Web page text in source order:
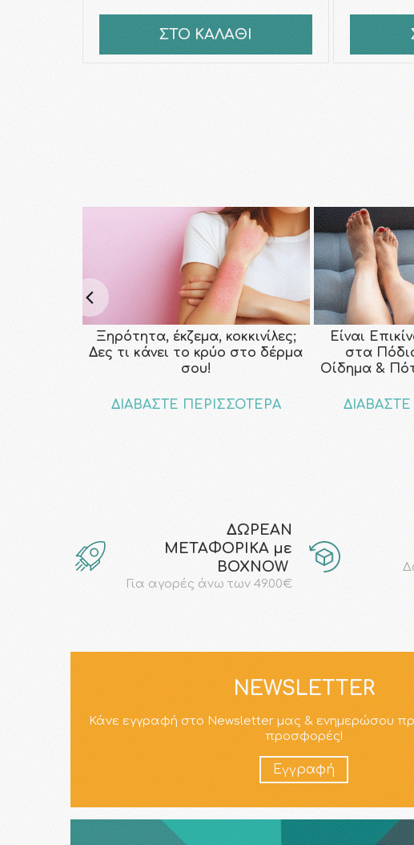
ΣΤΟ ΚΑΛΑΘΙ
Ξηρότητα, έκζεμα, κοκκινίλες;
Δες τι κάνει το κρύο στο δέρμα
σου!
ΔΙΑΒΑΣΤΕ ΠΕΡΙΣΣΟΤΕΡΑ
Είναι
στα
Οίδημα &
ΔΩΡΕΑΝ
ΜΕΤΑΦΟΡΙΚΑ με
ΒΟΧΝΟW
Για αγορές άνω των 49.00€
NEWSLETTER
Κάνε εγγραφή στο Newsletter μας & ενημερώσου
προσφορές!
Εγγραφή